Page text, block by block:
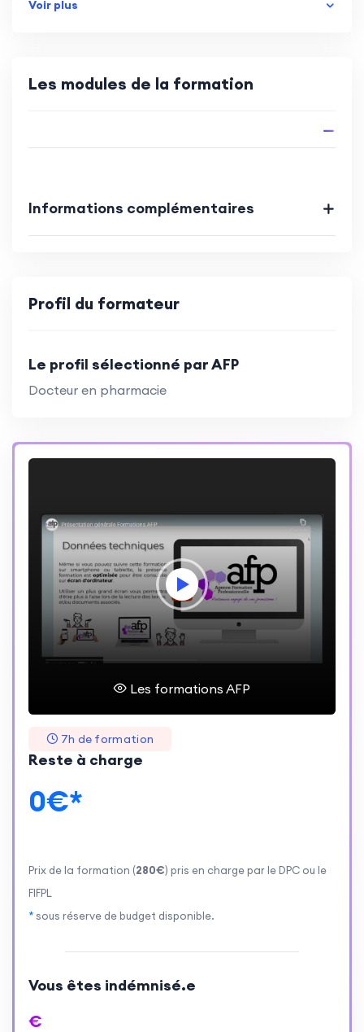
détectant un patient en souffrance ou en
Voir plus
Les modules de la formation
Informations complémentaires
Profil du formateur
Le profil sélectionné par AFP
Docteur en pharmacie
Les formations AFP
7h de formation
Reste à charge
0€*
Prix de la formation (280€) pris en charge par le DPC ou le
FIFPL
*sous réserve de budget disponible.
Vous êtes indémnisé.e
€